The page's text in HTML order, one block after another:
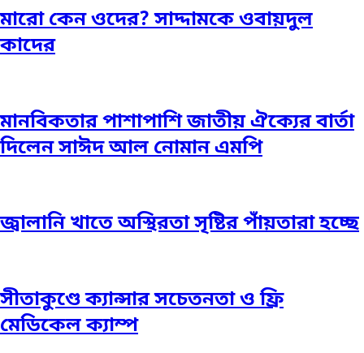
মারো কেন ওদের? সাদ্দামকে ওবায়দুল
কাদের
মানবিকতার পাশাপাশি জাতীয় ঐক্যের বার্তা
দিলেন সাঈদ আল নোমান এমপি
জ্বালানি খাতে অস্থিরতা সৃষ্টির পাঁয়তারা হচ্ছে
সীতাকুণ্ডে ক্যান্সার সচেতনতা ও ফ্রি
মেডিকেল ক্যাম্প